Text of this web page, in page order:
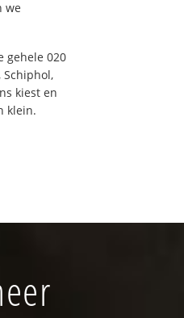
we
gehele 020
Schiphol,
kiest en
klein.